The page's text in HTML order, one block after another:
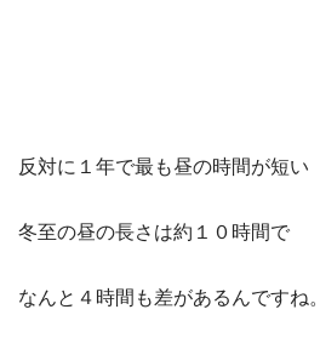
反対に１年で最も昼の時間が短い
冬至の昼の長さは約１０時間で
なんと４時間も差があるんですね。